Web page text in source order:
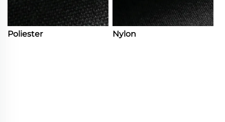
Poliester Nylon